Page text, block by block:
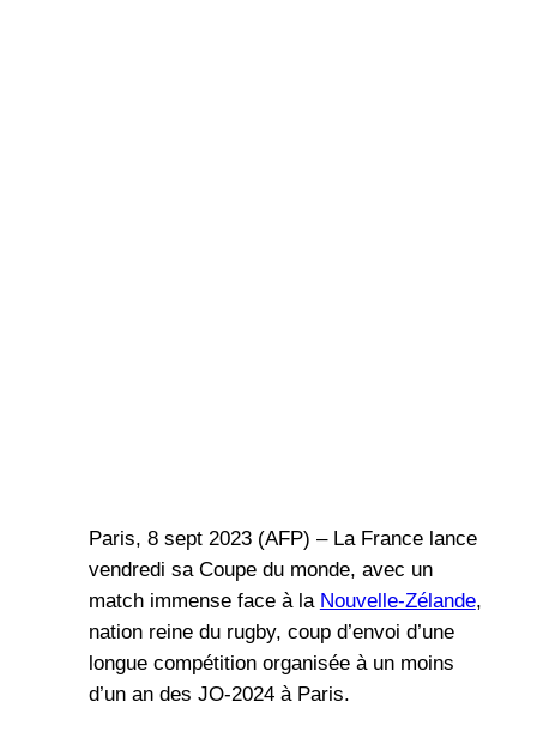
Paris, 8 sept 2023 (AFP) – La France lance
vendredi sa Coupe du monde, avec un
match immense face à la Nouvelle-Zélande,
nation reine du rugby, coup d’envoi d’une
longue compétition organisée à un moins
d’un an des JO-2024 à Paris.